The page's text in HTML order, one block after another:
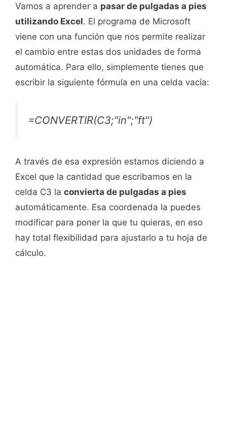
Vamos a aprender a pasar de pulgadas a pies
utilizando Excel. El programa de Microsoft
viene con una función que nos permite realizar
el cambio entre estas dos unidades de forma
automática. Para ello, simplemente tienes que
escribir la siguiente fórmula en una celda vacía:
=CONVERTIR(C3;"in";"ft")
A través de esa expresión estamos diciendo a
Excel que la cantidad que escribamos en la
celda C3 la convierta de pulgadas a pies
automáticamente. Esa coordenada la puedes
modificar para poner la que tu quieras, en eso
hay total flexibilidad para ajustarlo a tu hoja de
cálculo.